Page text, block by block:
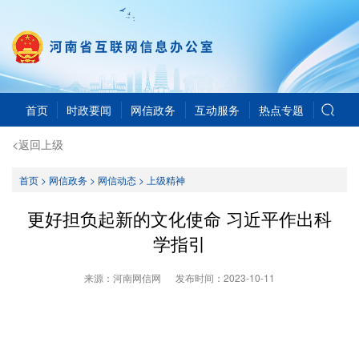
首页 时政要闻 网信政务 互动服务 热点专题
<返回上级
首页> 网信政务> 网信动态> 上级精神
更好担负起新的文化使命 习近平作出科
学指引
来源：河南网信网 发布时间： 2023-10-11